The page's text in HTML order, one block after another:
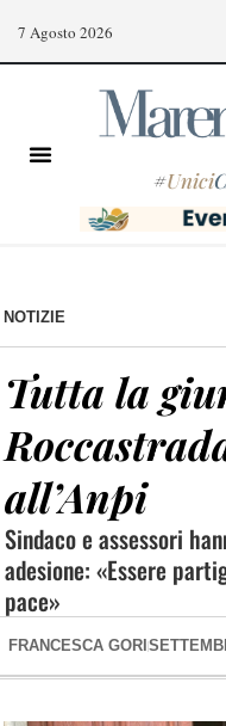
7 Agosto 2026
#Unici
NOTIZIE
Tutta la
all’Anpi
Sindaco e assessori
adesione: «Essere
pace»
FRANCESCA GORI